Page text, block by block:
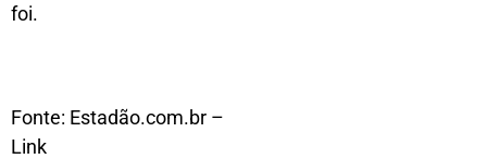
foi.
Fonte: Estadão.com.br –
Link